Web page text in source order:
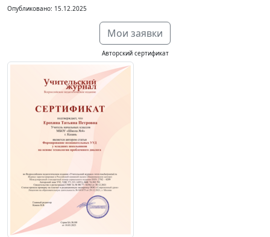
Опубликовано: 15.12.2025
Мои заявки
Авторский сертификат